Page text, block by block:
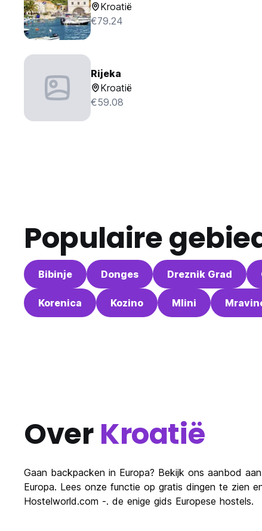
Kroatië
€79.24
Rijeka
Kroatië
€59.08
Populaire
Bibinje Donges Dreznik Grad
Korenica Kozino Mlini
OverKroatië
Gaan backpacken in Europa? Bekijk ons ​​aanbod
Europa. Lees onze functie op gratis dingen te zien
Hostelworld.com -. de enige gids Europese hostels.